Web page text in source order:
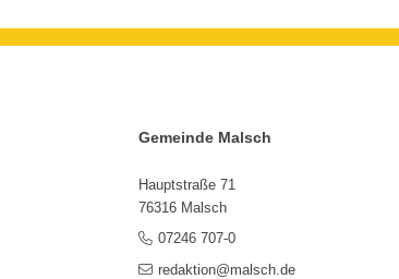
Gemeinde Malsch
Hauptstraße 71
76316 Malsch
07246 707-0
redaktion@malsch.de